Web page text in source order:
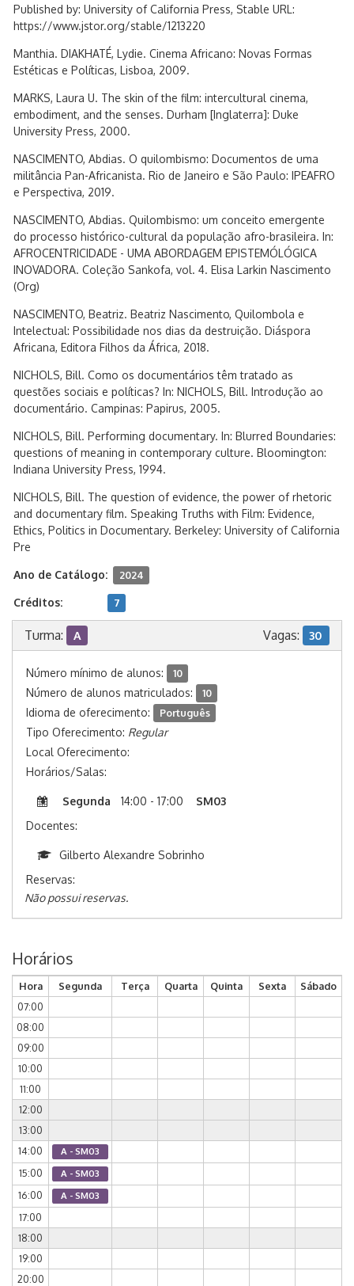
Published by: University of California Press, Stable URL:
https://www.jstor.org/stable/1213220
Manthia. DIAKHATÉ, Lydie. Cinema Africano: Novas Formas
Estéticas e Políticas, Lisboa, 2009.
MARKS, Laura U. The skin of the film: intercultural cinema,
embodiment, and the senses. Durham [Inglaterra]: Duke
University Press, 2000.
NASCIMENTO, Abdias. O quilombismo: Documentos de uma
militância Pan-Africanista. Rio de Janeiro e São Paulo: IPEAFRO
e Perspectiva, 2019.
NASCIMENTO, Abdias. Quilombismo: um conceito emergente
do processo histórico-cultural da população afro-brasileira. In:
AFROCENTRICIDADE - UMA ABORDAGEM EPISTEMÓLÓGICA
INOVADORA. Coleção Sankofa, vol. 4. Elisa Larkin Nascimento
(Org)
NASCIMENTO, Beatriz. Beatriz Nascimento, Quilombola e
Intelectual: Possibilidade nos dias da destruição. Diáspora
Africana, Editora Filhos da África, 2018.
NICHOLS, Bill. Como os documentários têm tratado as
questões sociais e políticas? In: NICHOLS, Bill. Introdução ao
documentário. Campinas: Papirus, 2005.
NICHOLS, Bill. Performing documentary. In: Blurred Boundaries:
questions of meaning in contemporary culture. Bloomington:
Indiana University Press, 1994.
NICHOLS, Bill. The question of evidence, the power of rhetoric
and documentary film. Speaking Truths with Film: Evidence,
Ethics, Politics in Documentary. Berkeley: University of California
Pre
Ano de Catálogo: 2024
Créditos: 7
Turma: A Vagas: 30
Número mínimo de alunos: 10
Número de alunos matriculados: 10
Idioma de oferecimento: Português
Tipo Oferecimento: Regular
Local Oferecimento:
Horários/Salas:
Segunda 14:00 - 17:00
SM03
Docentes:
Gilberto Alexandre Sobrinho
Reservas:
Não possui reservas.
Horários
Hora Segunda Terça Quarta Quinta Sexta
Sábado
07:00
08:00
09:00
10:00
11:00
12:00
13:00
14:00
A - SM03
15:00 A - SM03
16:00 A - SM03
17:00
18:00
19:00
20:00